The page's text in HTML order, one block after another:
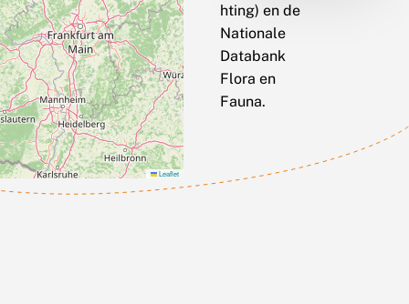
Leaflet
hting) en de
Nationale
Databank
Flora en
Fauna.